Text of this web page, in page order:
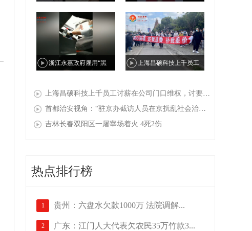
人“天上人间”会所 院长于东辉索贿500万元财物
浙江永嘉政府雇用“黑
民，民众：国家信访局改“国
家截访黑帮局”
上海昌硕科技上千员工
求职补贴（返费），现场有
人被警察打伤，十多人被抓
走（二）
上海昌硕科技上千员工讨薪在公司门口维权，讨要求职补贴（返费），现场有人被警察打伤，十多人被抓走（一）
首都治安视角：“驻京办截访人员在京扰乱社会治安”事件背后
吉林长春双阳区一屠宰场着火 4死2伤
热点排行榜
1 贵州：六盘水欠款1000万 法院调解...
2 广东：江门人大代表欠农民35万竹款3...